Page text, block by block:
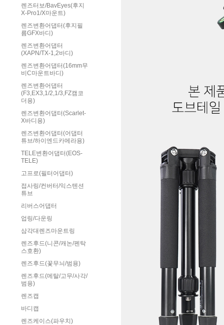
렌즈터보/BavEyes(후지
X-Pro1/X마운트)
렌즈변환어댑터(후지필
름GFX바디)
렌즈변환어댑터
(XAPN/TX-1,2바디)
렌즈변환어댑터(16mm무
비C마운트바디)
렌즈변환어댑터
(F3,EX3,1/2,1/3,FZ캠코
더용)
렌즈변환어댑터(Scarlet-
X바디용)
렌즈변환어댑터(어댑터
튜브/하이엔드카메라용)
TELE변환어댑터(EOS-
TELE)
고프로(필터어댑터)
접사링/컨버터/익스텐션
튜브
리버스어댑터
업링/다운링
삼각대렌즈마운트링
렌즈후드(니콘/캐논/펜탁
스호환)
렌즈후드(꽃무늬/범용)
렌즈후드(메탈/고무/사각/
범용)
렌즈캡
바디캡
렌즈케이스(파우치)